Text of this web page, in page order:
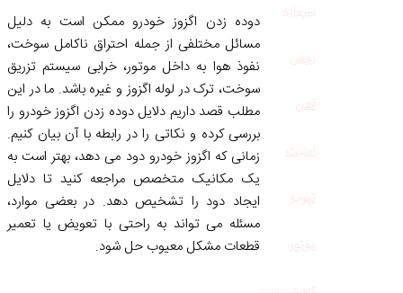
سرمایه
روغن
آهن
امنیت
تهویه
موتور
دوده زدن اگزوز خودرو ممکن است به دلیل
مسائل مختلفی از جمله احتراق ناکامل سوخت،
نفوذ هوا به داخل موتور، خرابی سیستم تزریق
سوخت، ترک در لوله اگزوز و غیره باشد. ما در این
مطلب قصد داریم دلایل دوده زدن اگزوز خودرو را
بررسی کرده و نکاتی را در رابطه با آن بیان کنیم.
زمانی که اگزوز خودرو دود می‌ دهد، بهتر است به
یک مکانیک متخصص مراجعه کنید تا دلایل
ایجاد دود را تشخیص دهد. در بعضی موارد،
مسئله می ‌تواند به راحتی با تعویض یا تعمیر
قطعات مشکل‌ معیوب حل شود.